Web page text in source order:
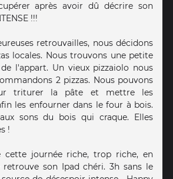
après avoir dû décrire son
!!!
retrouvailles, nous décidons
locales. Nous trouvons une petite
l'appart. Un vieux pizzaiolo nous
2 pizzas. Nous pouvons
triturer la pâte et mettre les
les enfourner dans le four à bois.
sons du bois qui craque. Elles
!
cette journée riche, trop riche, en
son Ipad chéri. 3h sans le